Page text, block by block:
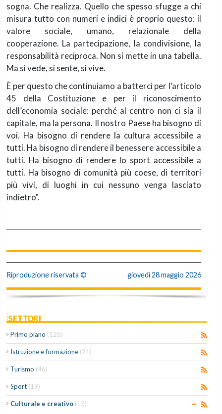
sogna. Che realizza. Quello che spesso sfugge a chi
misura tutto con numeri e indici è proprio questo: il
valore sociale, umano, relazionale della
cooperazione. La partecipazione, la condivisione, la
responsabilità reciproca. Non si mette in una tabella.
Ma si vede, si sente, si vive.
È per questo che continuiamo a batterci per l’articolo
45 della Costituzione e per il riconoscimento
dell’economia sociale: perché al centro non ci sia il
capitale, ma la persona. Il nostro Paese ha bisogno di
voi. Ha bisogno di rendere la cultura accessibile a
tutti. Ha bisogno di rendere il benessere accessibile a
tutti. Ha bisogno di rendere lo sport accessibile a
tutti. Ha bisogno di comunità più coese, di territori
più vivi, di luoghi in cui nessuno venga lasciato
indietro".
Riproduzione riservata © giovedì 28 maggio 2026
iSETTORI
Primo piano (128)
Istruzione e formazione (21)
Turismo (46)
Sport (19)
Culturale e creativo (15)